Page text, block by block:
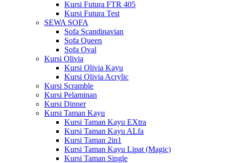
Kursi Futura FTR 405
Kursi Futura Test
SEWA SOFA
Sofa Scandinavian
Sofa Queen
Sofa Oval
Kursi Olivia
Kursi Olivia Kayu
Kursi Olivia Acrylic
Kursi Scramble
Kursi Pelaminan
Kursi Dinner
Kursi Taman Kayu
Kursi Taman Kayu EXtra
Kursi Taman Kayu ALfa
Kursi Taman 2in1
Kursi Taman Kayu Lipat (Magic)
Kursi Taman Single